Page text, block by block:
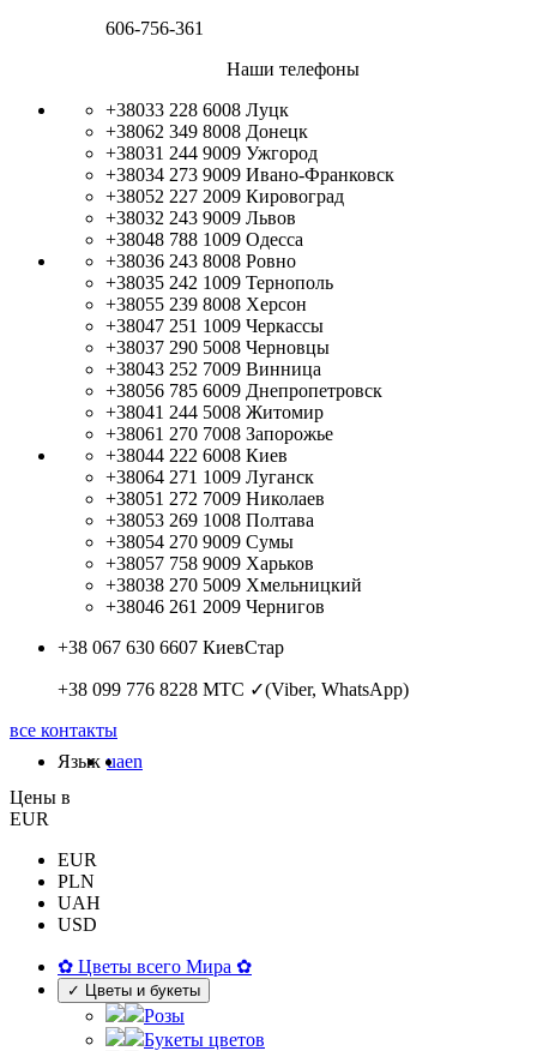
606-756-361
Наши телефоны
+38033 228 6008 Луцк
+38062 349 8008 Донецк
+38031 244 9009 Ужгород
+38034 273 9009 Ивано-Франковск
+38052 227 2009 Кировоград
+38032 243 9009 Львов
+38048 788 1009 Одесса
+38036 243 8008 Ровно
+38035 242 1009 Тернополь
+38055 239 8008 Херсон
+38047 251 1009 Черкассы
+38037 290 5008 Черновцы
+38043 252 7009 Винница
+38056 785 6009 Днепропетровск
+38041 244 5008 Житомир
+38061 270 7008 Запорожье
+38044 222 6008 Киев
+38064 271 1009 Луганск
+38051 272 7009 Николаев
+38053 269 1008 Полтава
+38054 270 9009 Сумы
+38057 758 9009 Харьков
+38038 270 5009 Хмельницкий
+38046 261 2009 Чернигов
+38 067 630 6607 КиевСтар
+38 099 776 8228 МТС ✓(Viber, WhatsApp)
все контакты
Язык uaen
Цены в
EUR
EUR
PLN
UAH
USD
✿ Цветы всего Мира ✿
✓ Цветы и букеты
Розы
Букеты цветов